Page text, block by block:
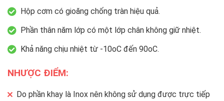
Hộp cơm có gioăng chống tràn hiệu quả.
Phần thân năm lớp có một lớp chân không giữ nhiệt.
Khả năng chịu nhiệt từ -10oC đến 90oC.
NHƯỢC ĐIỂM:
Do phần khay là Inox nên không sử dụng được trực tiếp